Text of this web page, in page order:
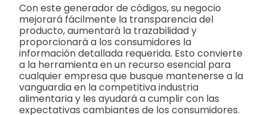
Con este generador de códigos, su negocio
mejorará fácilmente la transparencia del
producto, aumentará la trazabilidad y
proporcionará a los consumidores la
información detallada requerida. Esto convierte
a la herramienta en un recurso esencial para
cualquier empresa que busque mantenerse a la
vanguardia en la competitiva industria
alimentaria y les ayudará a cumplir con las
expectativas cambiantes de los consumidores.